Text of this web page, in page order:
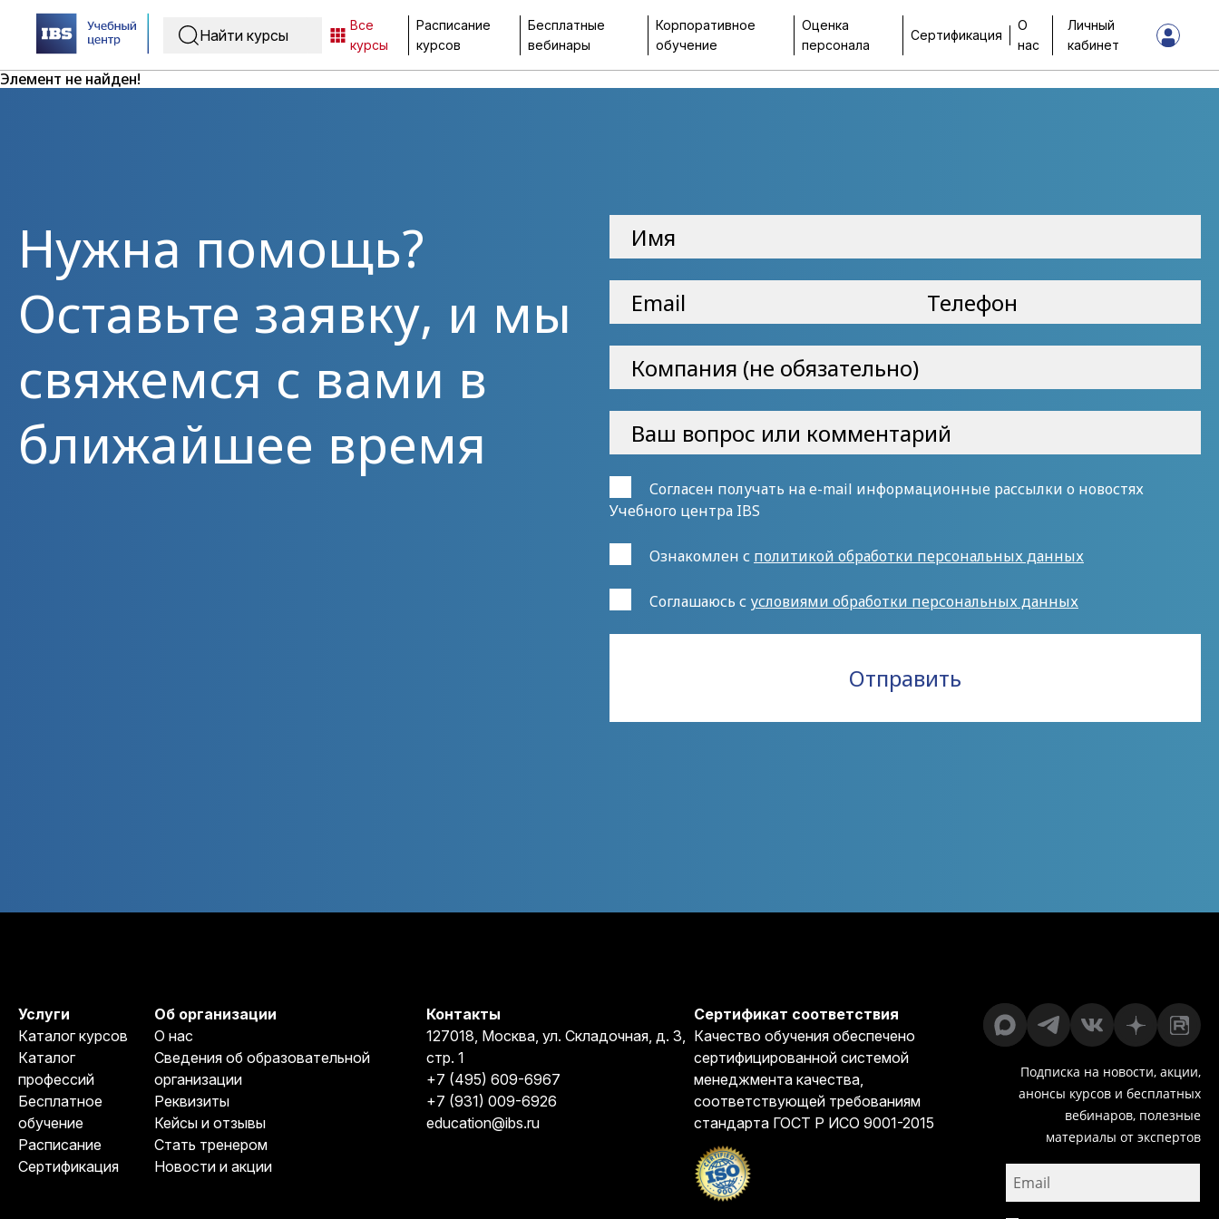
Все
курсы
Расписание
курсов
Бесплатные
вебинары
Корпоративное
обучение
Оценка
персонала
Сертификация
О
нас
Личный
кабинет
Элемент не найден!
Нужна помощь?
Оставьте заявку, и мы
свяжемся с вами в
ближайшее время
Согласен получать на e-mail информационные рассылки о новостях
Учебного центра IBS
Ознакомлен с политикой обработки персональных данных
Cоглашаюсь с условиями обработки персональных данных
Услуги
Каталог курсов
Каталог
профессий
Бесплатное
обучение
Расписание
Сертификация
Об организации
О нас
Сведения об образовательной
организации
Реквизиты
Кейсы и отзывы
Стать тренером
Новости и акции
Контакты
127018, Москва, ул. Складочная, д. 3,
стр. 1
+7 (495) 609-6967
+7 (931) 009-6926
education@ibs.ru
Сертификат соответствия
Качество обучения обеспечено
сертифицированной системой
менеджмента качества,
соответствующей требованиям
стандарта ГОСТ Р ИСО 9001-2015
Подписка на новости, акции,
анонсы курсов и бесплатных
вебинаров, полезные
материалы от экспертов